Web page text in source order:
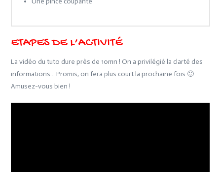
ETAPES DE L’ACTIVITÉ
La vidéo du tuto dure près de 10mn ! On a privilégié la clarté des
informations… Promis, on fera plus court la prochaine fois 🙂
Amusez-vous bien !